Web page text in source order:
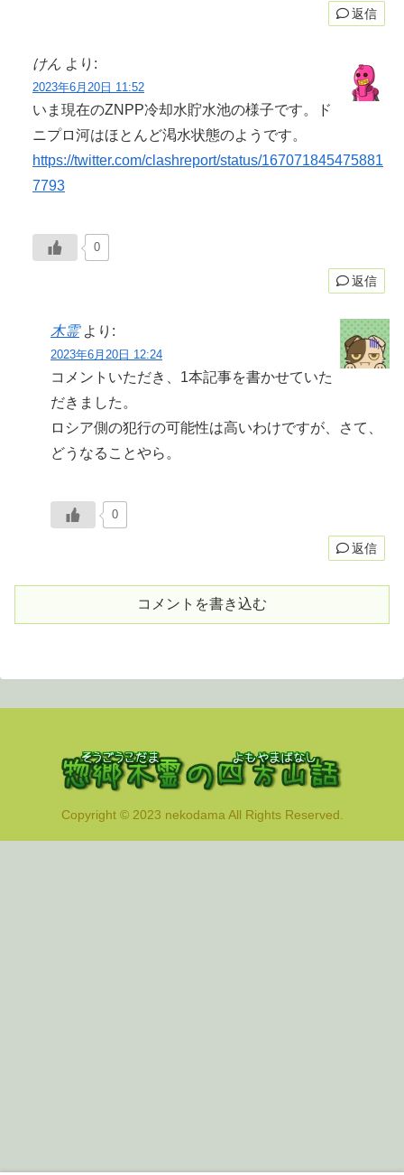
返信
けん より:
2023年6月20日 11:52
いま現在のZNPP冷却水貯水池の様子です。ド
ニプロ河はほとんど渇水状態のようです。
https://twitter.com/clashreport/status/167071845475881
7793
0
返信
木霊 より:
2023年6月20日 12:24
コメントいただき、1本記事を書かせていた
だきました。
ロシア側の犯行の可能性は高いわけですが、さて、
どうなることやら。
0
返信
コメントを書き込む
Copyright © 2023 nekodama All Rights Reserved.